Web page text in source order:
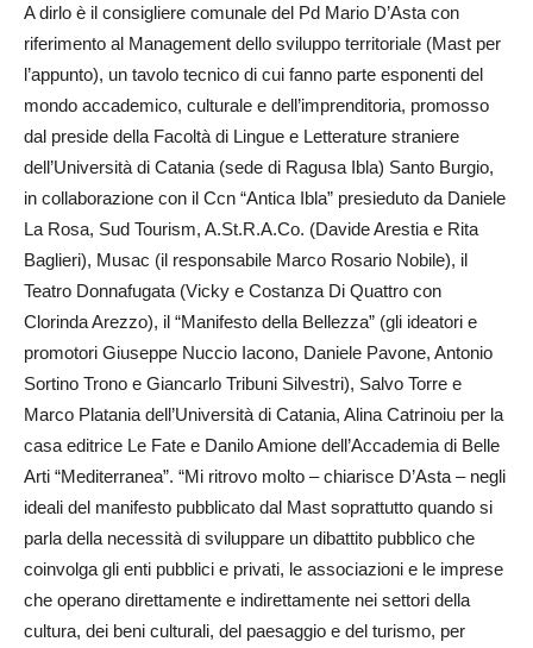
A dirlo è il consigliere comunale del Pd Mario D’Asta con
riferimento al Management dello sviluppo territoriale (Mast per
l’appunto), un tavolo tecnico di cui fanno parte esponenti del
mondo accademico, culturale e dell’imprenditoria, promosso
dal preside della Facoltà di Lingue e Letterature straniere
dell’Università di Catania (sede di Ragusa Ibla) Santo Burgio,
in collaborazione con il Ccn “Antica Ibla” presieduto da Daniele
La Rosa, Sud Tourism, A.St.R.A.Co. (Davide Arestia e Rita
Baglieri), Musac (il responsabile Marco Rosario Nobile), il
Teatro Donnafugata (Vicky e Costanza Di Quattro con
Clorinda Arezzo), il “Manifesto della Bellezza” (gli ideatori e
promotori Giuseppe Nuccio Iacono, Daniele Pavone, Antonio
Sortino Trono e Giancarlo Tribuni Silvestri), Salvo Torre e
Marco Platania dell’Università di Catania, Alina Catrinoiu per la
casa editrice Le Fate e Danilo Amione dell’Accademia di Belle
Arti “Mediterranea”. “Mi ritrovo molto – chiarisce D’Asta – negli
ideali del manifesto pubblicato dal Mast soprattutto quando si
parla della necessità di sviluppare un dibattito pubblico che
coinvolga gli enti pubblici e privati, le associazioni e le imprese
che operano direttamente e indirettamente nei settori della
cultura, dei beni culturali, del paesaggio e del turismo, per